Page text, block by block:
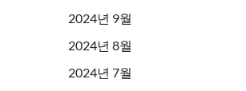
2024년 9월
2024년 8월
2024년 7월